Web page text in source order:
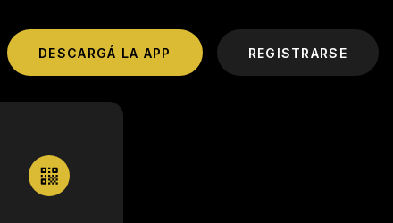
DESCARGÁ LA APP REGISTRARSE